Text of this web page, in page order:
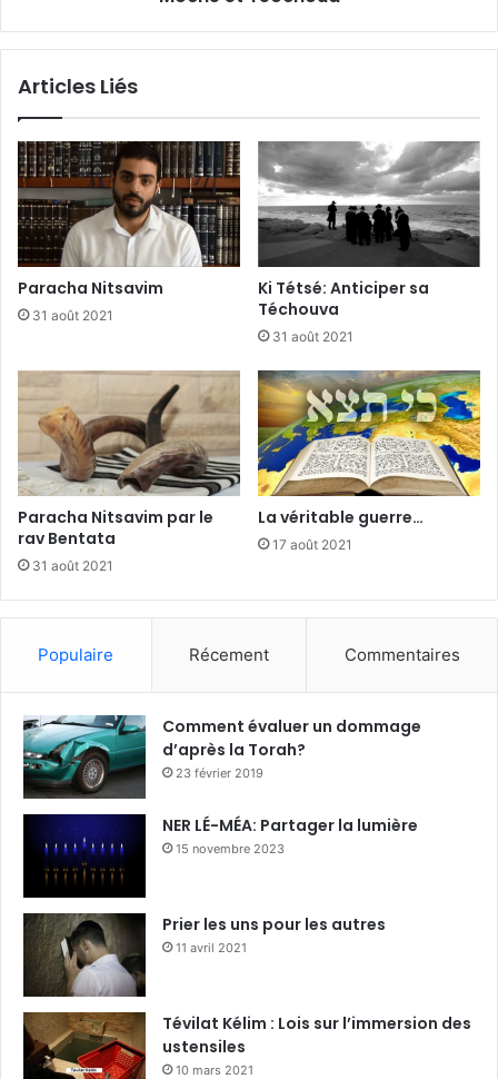
Articles Liés
Paracha Nitsavim
31 août 2021
Ki Tétsé: Anticiper sa
Téchouva
31 août 2021
Paracha Nitsavim par le
rav Bentata
31 août 2021
La véritable guerre…
17 août 2021
Populaire Récement Commentaires
Comment évaluer un dommage
d’après la Torah?
23 février 2019
NER LÉ-MÉA: Partager la lumière
15 novembre 2023
Prier les uns pour les autres
11 avril 2021
Tévilat Kélim : Lois sur l’immersion des
ustensiles
10 mars 2021